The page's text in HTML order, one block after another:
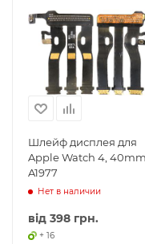
Шлейф дисплея для
Apple Watch 4, 40mm,
A1977
Нет в наличии
від 398 грн.
+ 16